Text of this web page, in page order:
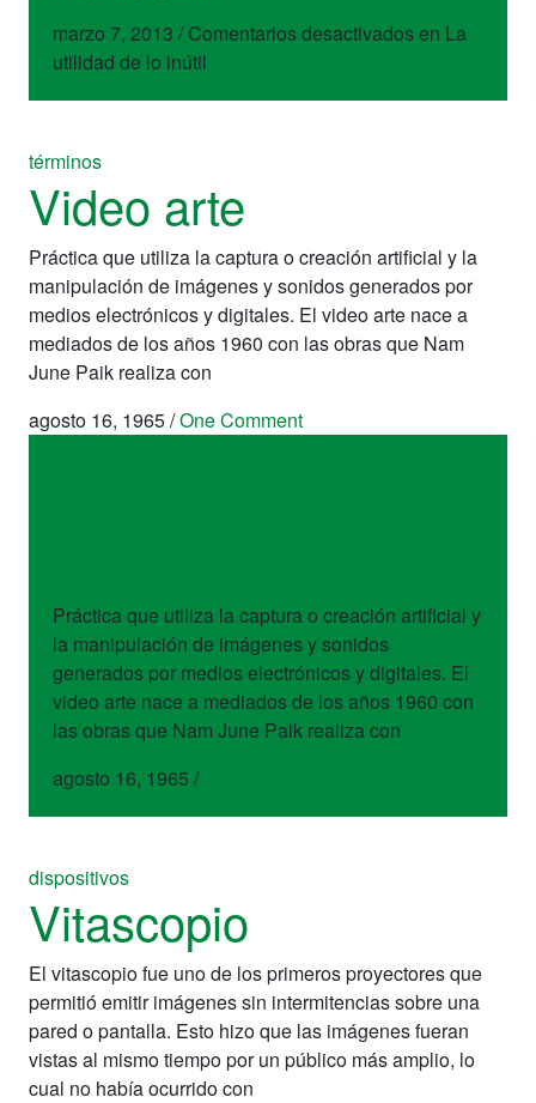
marzo 7, 2013 / Comentarios desactivadosen La
utilidad de lo inútil
términos
Video arte
Práctica que utiliza la captura o creación artificial y la
manipulación de imágenes y sonidos generados por
medios electrónicos y digitales. El video arte nace a
mediados de los años 1960 con las obras que Nam
June Paik realiza con
agosto 16, 1965/One Comment
Práctica que utiliza la captura o creación artificial y
la manipulación de imágenes y sonidos
generados por medios electrónicos y digitales. El
video arte nace a mediados de los años 1960 con
las obras que Nam June Paik realiza con
agosto 16, 1965 /
dispositivos
Vitascopio
El vitascopio fue uno de los primeros proyectores que
permitió emitir imágenes sin intermitencias sobre una
pared o pantalla. Esto hizo que las imágenes fueran
vistas al mismo tiempo por un público más amplio, lo
cual no había ocurrido con